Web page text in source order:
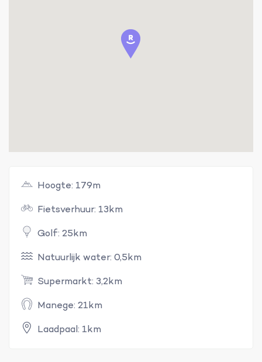
Hoogte: 179m
Fietsverhuur: 13km
Golf: 25km
Natuurlijk water: 0,5km
Supermarkt: 3,2km
Manege: 21km
Laadpaal: 1km